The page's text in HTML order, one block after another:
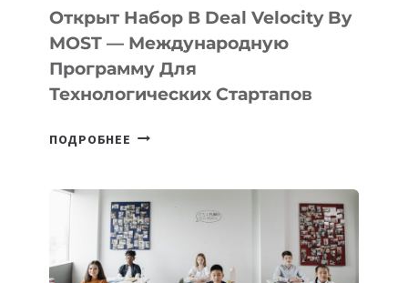
БИЛЕТ
ПРЕДПРИНИМАТЕЛЬСТВО
Открыт Набор В Deal Velocity By
MOST — Международную
Программу Для
Технологических Стартапов
ПОДРОБНЕЕ ОТКРЫТ
DEAL
VELOCITY
BY
MOST